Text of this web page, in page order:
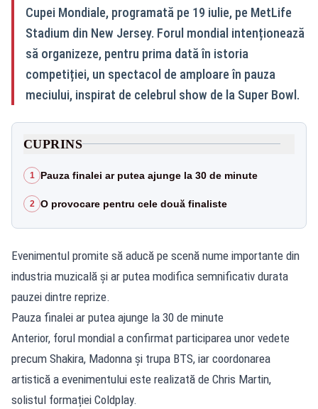
Cupei Mondiale, programată pe 19 iulie, pe MetLife
Stadium din New Jersey. Forul mondial intenționează
să organizeze, pentru prima dată în istoria
competiției, un spectacol de amploare în pauza
meciului, inspirat de celebrul show de la Super Bowl.
CUPRINS
1 Pauza finalei ar putea ajunge la 30 de minute
2 O provocare pentru cele două finaliste
Evenimentul promite să aducă pe scenă nume importante din
industria muzicală și ar putea modifica semnificativ durata
pauzei dintre reprize.
Pauza finalei ar putea ajunge la 30 de minute
Anterior, forul mondial a confirmat participarea unor vedete
precum Shakira, Madonna și trupa BTS, iar coordonarea
artistică a evenimentului este realizată de Chris Martin,
solistul formației Coldplay.